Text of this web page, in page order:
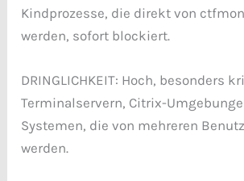
Kindprozesse, die direkt von
werden, sofort blockiert.
DRINGLICHKEIT: Hoch, besonders
Terminalservern, Citrix-
Systemen, die von mehreren
werden.